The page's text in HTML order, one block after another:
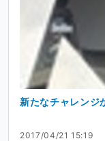
2017/04/21 15:19
新たなチャレンジ